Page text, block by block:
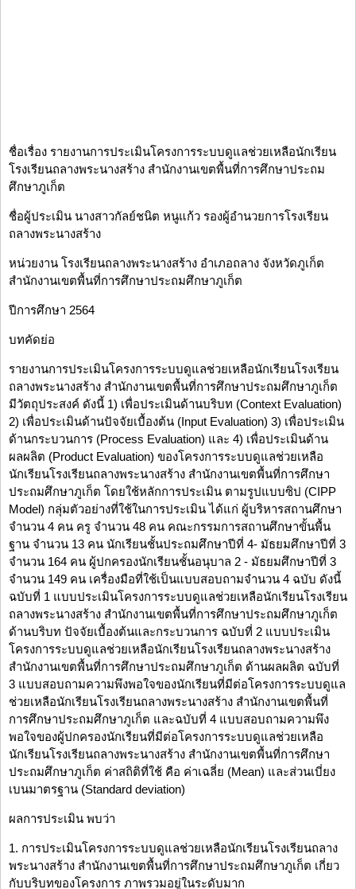
ชื่อเรื่อง รายงานการประเมินโครงการระบบดูแลช่วยเหลือนักเรียน
โรงเรียนถลางพระนางสร้าง สำนักงานเขตพื้นที่การศึกษาประถม
ศึกษาภูเก็ต
ชื่อผู้ประเมิน นางสาวกัลย์ชนิต หนูแก้ว รองผู้อำนวยการโรงเรียน
ถลางพระนางสร้าง
หน่วยงาน โรงเรียนถลางพระนางสร้าง อำเภอถลาง จังหวัดภูเก็ต
สำนักงานเขตพื้นที่การศึกษาประถมศึกษาภูเก็ต
ปีการศึกษา 2564
บทคัดย่อ
รายงานการประเมินโครงการระบบดูแลช่วยเหลือนักเรียนโรงเรียน
ถลางพระนางสร้าง สำนักงานเขตพื้นที่การศึกษาประถมศึกษาภูเก็ต
มีวัตถุประสงค์ ดังนี้ 1) เพื่อประเมินด้านบริบท (Context Evaluation)
2) เพื่อประเมินด้านปัจจัยเบื้องต้น (Input Evaluation) 3) เพื่อประเมิน
ด้านกระบวนการ (Process Evaluation) และ 4) เพื่อประเมินด้าน
ผลผลิต (Product Evaluation) ของโครงการระบบดูแลช่วยเหลือ
นักเรียนโรงเรียนถลางพระนางสร้าง สำนักงานเขตพื้นที่การศึกษา
ประถมศึกษาภูเก็ต โดยใช้หลักการประเมิน ตามรูปแบบซิป (CIPP
Model) กลุ่มตัวอย่างที่ใช้ในการประเมิน ได้แก่ ผู้บริหารสถานศึกษา
จำนวน 4 คน ครู จำนวน 48 คน คณะกรรมการสถานศึกษาขั้นพื้น
ฐาน จำนวน 13 คน นักเรียนชั้นประถมศึกษาปีที่ 4- มัธยมศึกษาปีที่ 3
จำนวน 164 คน ผู้ปกครองนักเรียนชั้นอนุบาล 2 - มัธยมศึกษาปีที่ 3
จำนวน 149 คน เครื่องมือที่ใช้เป็นแบบสอบถามจำนวน 4 ฉบับ ดังนี้
ฉบับที่ 1 แบบประเมินโครงการระบบดูแลช่วยเหลือนักเรียนโรงเรียน
ถลางพระนางสร้าง สำนักงานเขตพื้นที่การศึกษาประถมศึกษาภูเก็ต
ด้านบริบท ปัจจัยเบื้องต้นและกระบวนการ ฉบับที่ 2 แบบประเมิน
โครงการระบบดูแลช่วยเหลือนักเรียนโรงเรียนถลางพระนางสร้าง
สำนักงานเขตพื้นที่การศึกษาประถมศึกษาภูเก็ต ด้านผลผลิต ฉบับที่
3 แบบสอบถามความพึงพอใจของนักเรียนที่มีต่อโครงการระบบดูแล
ช่วยเหลือนักเรียนโรงเรียนถลางพระนางสร้าง สำนักงานเขตพื้นที่
การศึกษาประถมศึกษาภูเก็ต และฉบับที่ 4 แบบสอบถามความพึง
พอใจของผู้ปกครองนักเรียนที่มีต่อโครงการระบบดูแลช่วยเหลือ
นักเรียนโรงเรียนถลางพระนางสร้าง สำนักงานเขตพื้นที่การศึกษา
ประถมศึกษาภูเก็ต ค่าสถิติที่ใช้ คือ ค่าเฉลี่ย (Mean) และส่วนเบี่ยง
เบนมาตรฐาน (Standard deviation)
ผลการประเมิน พบว่า
1. การประเมินโครงการระบบดูแลช่วยเหลือนักเรียนโรงเรียนถลาง
พระนางสร้าง สำนักงานเขตพื้นที่การศึกษาประถมศึกษาภูเก็ต เกี่ยว
กับบริบทของโครงการ ภาพรวมอยู่ในระดับมาก